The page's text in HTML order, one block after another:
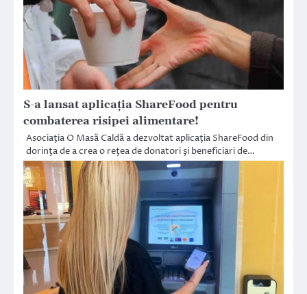
S-a lansat aplicaţia ShareFood pentru
combaterea risipei alimentare!
Asociaţia O Masă Caldă a dezvoltat aplicaţia ShareFood din
dorinţa de a crea o reţea de donatori şi beneficiari de…